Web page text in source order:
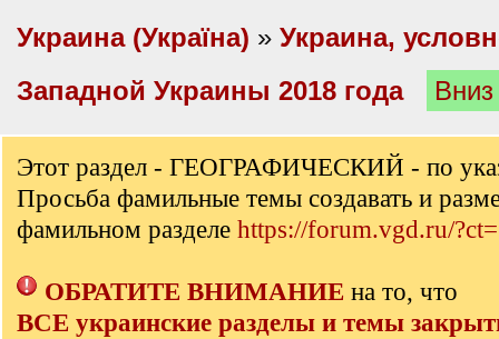
Украина (Україна) » Украина,
Западной Украины 2018 года
Этот раздел - ГЕОГРАФИЧЕСКИЙ - по
Просьба фамильные темы создавать и
фамильном разделе https://forum.vgd.ru/
ОБРАТИТЕ ВНИМАНИЕ на то, что
ВСЕ украинские разделы и темы